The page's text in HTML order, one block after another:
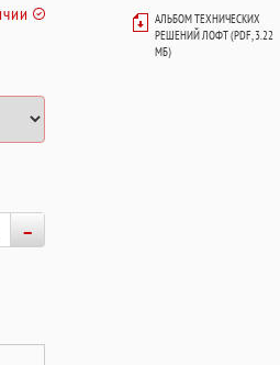
-
АЛЬБОМ ТЕХНИЧЕСКИХ
РЕШЕНИЙ ЛОФТ (PDF, 3.22
МБ)